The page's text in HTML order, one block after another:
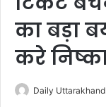
का बड़ा
करे
Daily